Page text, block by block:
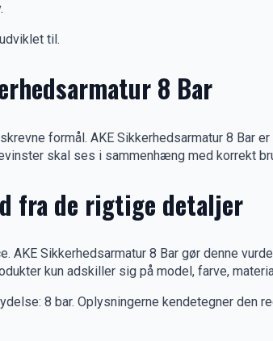
til.
8 Bar
formål. AKE Sikkerhedsarmatur 8 Bar
skal ses i sammenhæng med korrekt
fra de rigtige detaljer
Sikkerhedsarmatur 8 Bar gør denne
kun adskiller sig på model, farve,
8 bar. Oplysningerne kendetegner den